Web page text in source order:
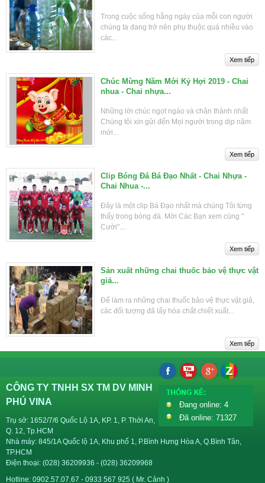
Trong cuộc sống hằng ngày của mỗi con người
chúng ta đang trở nên phụ thuộc quá nhiều vào
các...
Chúc Mừng Năm Mới Kỷ Hợi 2019 - Chai
nhua - Chai nhựa...
Những lời chúc ngọt ngào và chân thành nhất
Chúng tôi xin gửi đến Mọi người trong dịp năm
mới...
Clip Bóng Đá Bá Đạo Nhất - Chai Nhựa -
Chai Nhua -...
Đây là một clip Bá Đạo nhất mà chúng Tôi từng
thấy trong bóng đá. Mời Các Bạn xem cùng "
Cười"....
Sản xuất những chai thuốc bảo vệ thực vật
giả...
Để làm ra những chai thuốc bảo vệ thực vật giả,
các đối tượng đã lấy hóa chất chiết xuất...
Đang online: 4
Đã online: 71327
CÔNG TY TNHH SX TM DV MINH
PHÚ VINA
Trụ sở: 1652/7/6 Quốc Lộ 1A, KP. 1, P. Thới An,
Q. 12, Tp.HCM
Nhà máy: 845/1A Quốc lộ 1A, Khu phố 1, P.Bình Hưng Hòa A, Q.Bình Tân,
TP.HCM
Điện thoại: (028) 36209936 - (028) 36209968
Hotline: 0902.57.07.67 - 0933 567 925 ( Mr. Cảnh )